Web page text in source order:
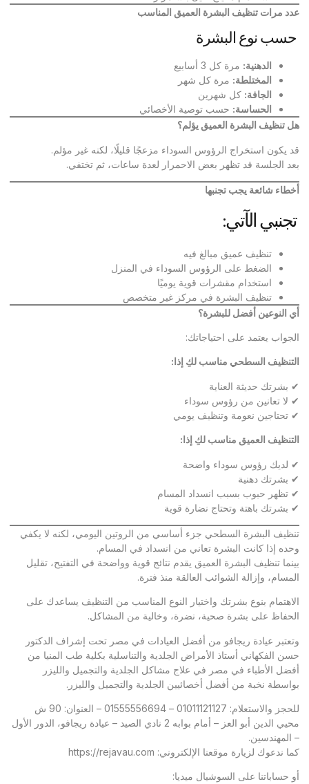
عدد مرات تنظيف البشرة العميق المناسب
حسب نوع البشرة
الدهنية: مرة كل 3 أسابيع
المختلطة: مرة كل شهر
الجافة: كل شهرين
الحساسة: حسب توصية الأخصائي
هل تنظيف البشرة العميق يؤلم؟
قد يكون استخراج الرؤوس السوداء مزعجًا قليلًا، لكنه غير مؤلم.
بعد الجلسة قد تظهر بعض الاحمرار لعدة ساعات، ثم تختفي.
أخطاء شائعة يجب تجنبها
تجنبي الآتي:
تنظيف عميق مبالغ فيه
الضغط على الرؤوس السوداء في المنزل
استخدام مقشرات قوية يوميًا
تنظيف البشرة في مركز غير متخصص
أي النوعين أفضل للبشرة؟
الجواب يعتمد على احتياجاتك:
التنظيف السطحي مناسب لكِ إذا:
✔ بشرتك حديثة العناية
✔ لا تعانين من رؤوس سوداء
✔ تحتاجين نعومة وتنظيف يومي
التنظيف العميق مناسب لكِ إذا:
✔ لديك رؤوس سوداء واضحة
✔ بشرتك دهنية
✔ تظهر حبوب بسبب انسداد المسام
✔ بشرتك باهتة وتحتاج نضارة قوية
تنظيف البشرة السطحي جزء أساسي من الروتين اليومي، لكنه لا يكفي
وحده إذا كانت البشرة تعاني من انسداد في المسام.
بينما تنظيف البشرة العميق يقدم نتائج قوية وواضحة في التفتيح، تقليل
المسام، وإزالة الشوائب العالقة منذ فترة.
الاهتمام بنوع بشرتك واختيار النوع المناسب من التنظيف يساعدك على
الحفاظ على بشرة صحية، نضرة، وخالية من المشاكل.
وتعتبر عيادة ريجافو من أفضل العيادات في مصر تحت إشراف الدكتور
حسن الفكهاني أستاذ الأمراض الجلدية والتناسلية بكلية طب المنيا من
أفضل الأطباء في مصر في علاج مشاكل الجلدية والتجميل والليزر
بواسطة نخبة من أفضل أخصائيين الجلدية والتجميل والليزر.
للحجز والاستعلام: 01011121127 – 01555556694 – العنوان: 90 ش
محيي الدين أبو العز – أمام بوابه 2 نادي الصيد – عيادة ريجافو، الدور الأول
– المهندسين.
كما ندعوك لزيارة موقعنا الإلكتروني: https://rejavau.com
أو حساباتنا على السوشيال ميديا: